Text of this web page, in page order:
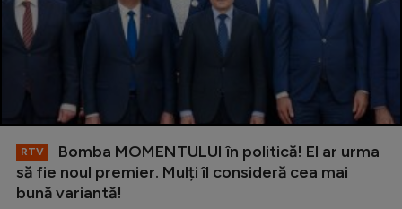
RTV
Bomba MOMENTULUI în politică! El ar urma
să fie noul premier. Mulți îl consideră cea mai
bună variantă!